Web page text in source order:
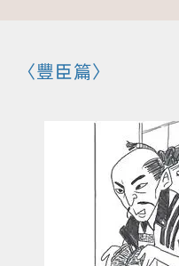
〈豐臣篇〉